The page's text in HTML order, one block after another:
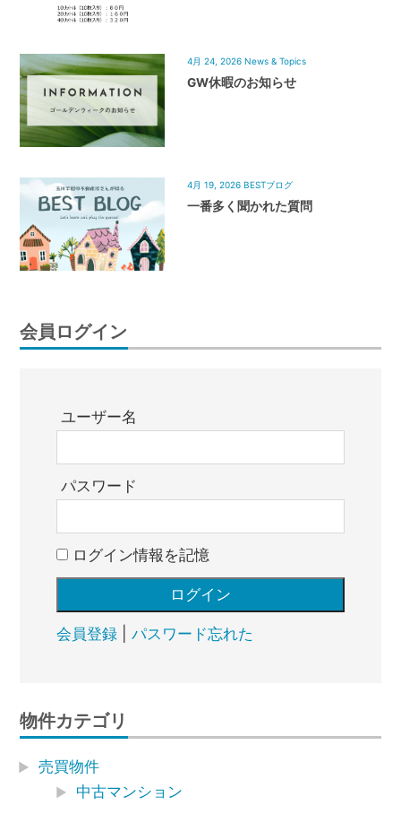
4月 24, 2026 News & Topics
GW休暇のお知らせ
4月 19, 2026 BESTブログ
一番多く聞かれた質問
会員ログイン
ユーザー名
パスワード
ログイン情報を記憶
会員登録| パスワード忘れた
物件カテゴリ
売買物件
中古マンション